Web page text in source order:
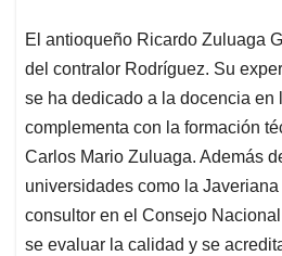
El antioqueño Ricardo Zuluaga
del contralor Rodríguez. Su
se ha dedicado a la docencia en
complementa con la formación
Carlos Mario Zuluaga. Además
universidades como la
consultor en el Consejo
se evaluar la calidad y se